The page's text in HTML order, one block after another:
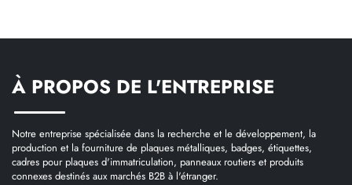
À PROPOS DE L'ENTREPRISE
Notre entreprise spécialisée dans la recherche et le développement, la
production et la fourniture de plaques métalliques, badges, étiquettes,
cadres pour plaques d'immatriculation, panneaux routiers et produits
connexes destinés aux marchés B2B à l'étranger.